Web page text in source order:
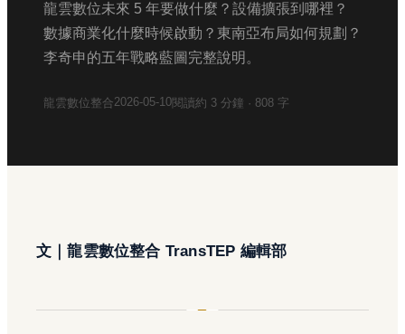
龍雲數位未來 5 年要做什麼？設備擴張到哪裡？
數據商業化什麼時候啟動？東南亞布局如何規劃？
李奇申的五年戰略藍圖完整說明。
龍雲數位整合2026-05-10閱讀約 3 分鐘 · 808 字
文｜龍雲數位整合 TransTEP 編輯部